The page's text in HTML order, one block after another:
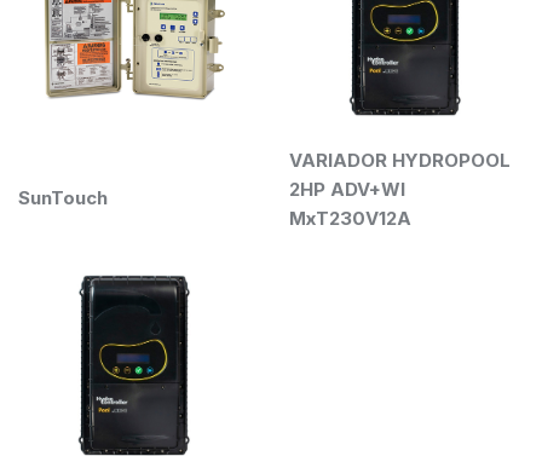
SunTouch
VARIADOR HYDROPOOL
2HP ADV+WI
MxT230V12A